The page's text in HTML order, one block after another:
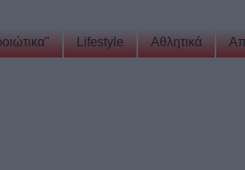
Lifestyle Αθλητικά